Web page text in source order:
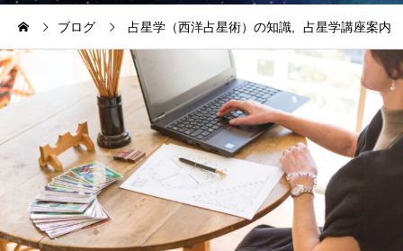
ブログ 占星学（西洋占星術）の知識 占星学講座案内